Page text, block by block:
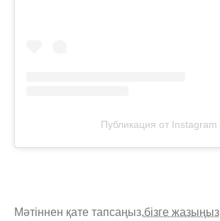
Публикация от Instagram
Мәтіннен қате тапсаңыз,бізге жазыңыз